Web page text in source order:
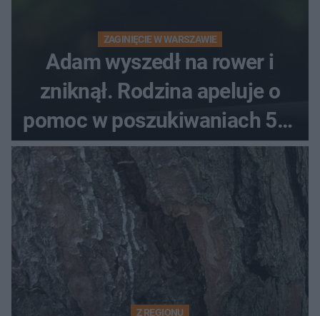
ZAGINIĘCIE W WARSZAWIE
Adam wyszedł na rower i
zniknął. Rodzina apeluje o
pomoc w poszukiwaniach 59-
latka
Z REGIONU